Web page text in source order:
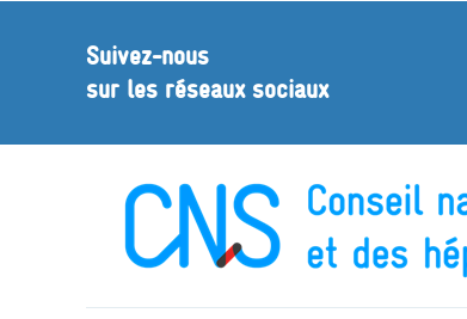
Suivez-nous
sur les réseaux sociaux